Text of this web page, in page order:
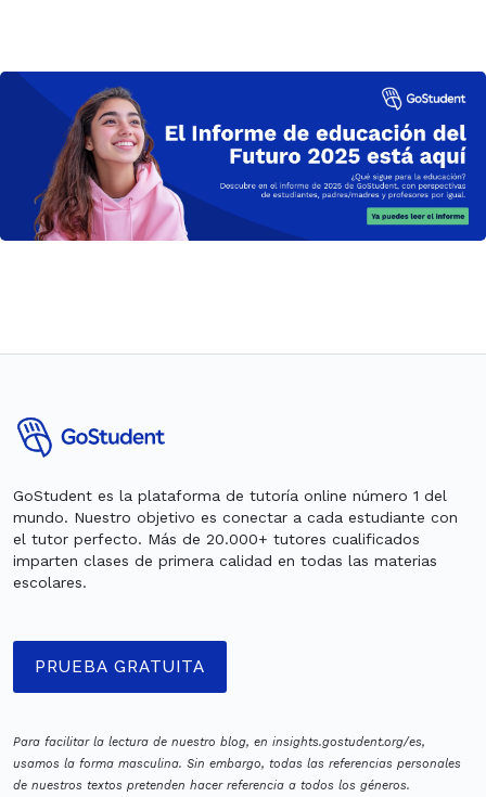
GoStudent es la plataforma de tutoría online número 1 del
mundo. Nuestro objetivo es conectar a cada estudiante con
el tutor perfecto. Más de 20.000+ tutores cualificados
imparten clases de primera calidad en todas las materias
escolares.
PRUEBA GRATUITA
Para facilitar la lectura de nuestro blog, en insights.gostudent.org/es,
usamos la forma masculina. Sin embargo, todas las referencias personales
de nuestros textos pretenden hacer referencia a todos los géneros.